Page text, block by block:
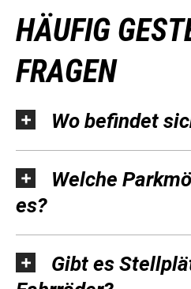
HÄUFIG
FRAGEN
Wo befindet
Welche
es?
Gibt es